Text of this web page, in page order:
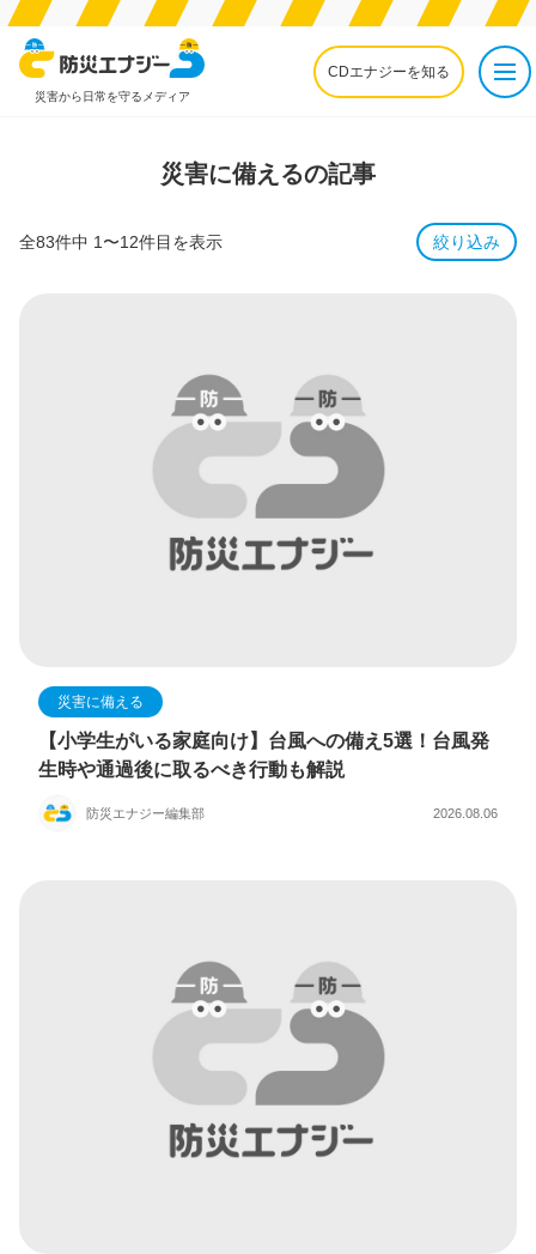
災害から日常を守るメディア
CDエナジーを知る
災害に備えるの記事
全83件中 1〜12件目を表示 絞り込み
災害に備える
【小学生がいる家庭向け】台風への備え5選！台風発
生時や通過後に取るべき行動も解説
防災エナジー編集部 2026.08.06